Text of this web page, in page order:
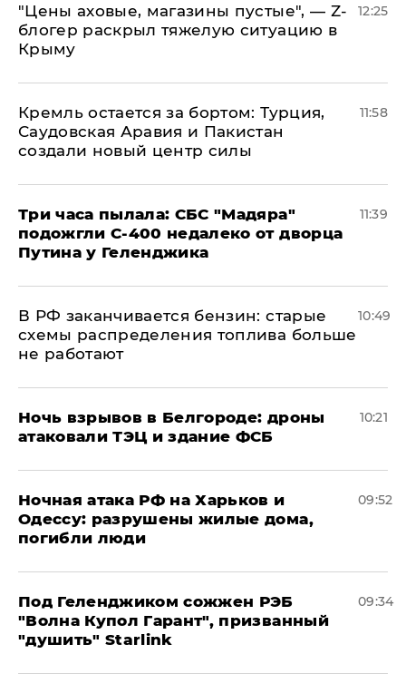
​"Цены аховые, магазины пустые", — Z-
блогер раскрыл тяжелую ситуацию в
Крыму
12:25
​Кремль остается за бортом: Турция,
Саудовская Аравия и Пакистан
создали новый центр силы
11:58
Три часа пылала: СБС "Мадяра"
подожгли С-400 недалеко от дворца
Путина у Геленджика
11:39
​В РФ заканчивается бензин: старые
схемы распределения топлива больше
не работают
10:49
​Ночь взрывов в Белгороде: дроны
атаковали ТЭЦ и здание ФСБ
10:21
​Ночная атака РФ на Харьков и
Одессу: разрушены жилые дома,
погибли люди
09:52
Под Геленджиком сожжен РЭБ
"Волна Купол Гарант", призванный
"душить" Starlink
09:34